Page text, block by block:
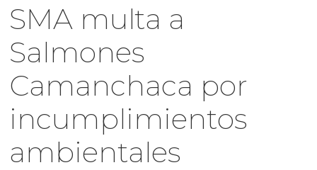
SMA multa a
Salmones
Camanchaca por
incumplimientos
ambientales